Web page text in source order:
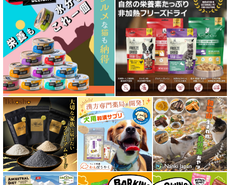
特集 ドッグフードの涙やけ対策
特集 穀物不使用 ドッグフード（ドライ）
フリーズドライ ドッグフード
エアドライ ドッグフード
愛猫用ウェット300円以下コーナー
全年齢対応 フード for CAT